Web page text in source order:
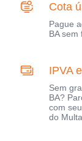
Cota
Pague
BA sem
IPVA
Sem
BA?
com
do